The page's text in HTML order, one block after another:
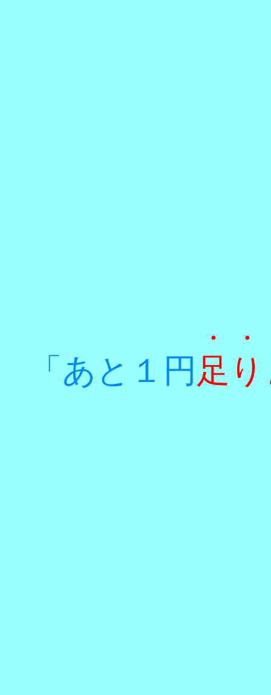
「あと１円 足
・